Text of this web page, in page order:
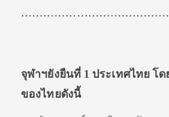
จุฬาฯยังยืนที่ 1 ประเทศไทย โ
ของไทยดังนี้